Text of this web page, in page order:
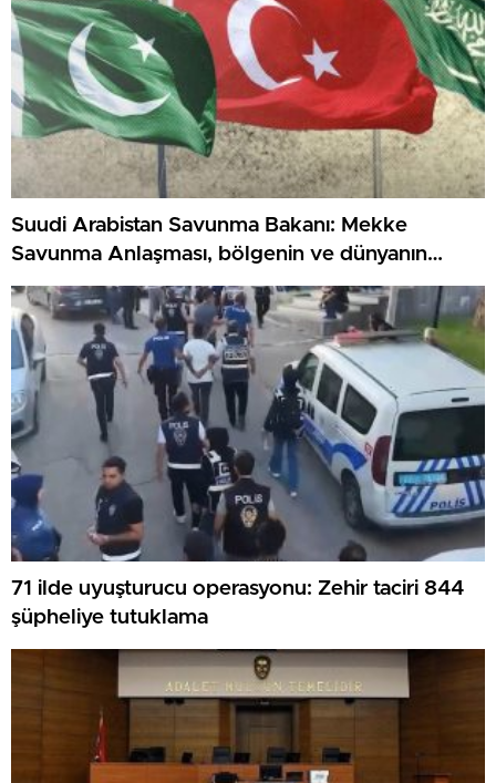
Suudi Arabistan Savunma Bakanı: Mekke
Savunma Anlaşması, bölgenin ve dünyanın
güvenliğine katkı sağlıyor
71 ilde uyuşturucu operasyonu: Zehir taciri 844
şüpheliye tutuklama